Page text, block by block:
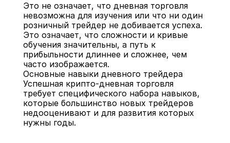
Это не означает, что дневная торговля
невозможна для изучения или что ни один
розничный трейдер не добивается успеха.
Это означает, что сложности и кривые
обучения значительны, а путь к
прибыльности длиннее и сложнее, чем
часто изображается.
Основные навыки дневного трейдера
Успешная крипто-дневная торговля
требует специфического набора навыков,
которые большинство новых трейдеров
недооценивают и для развития которых
нужны годы.